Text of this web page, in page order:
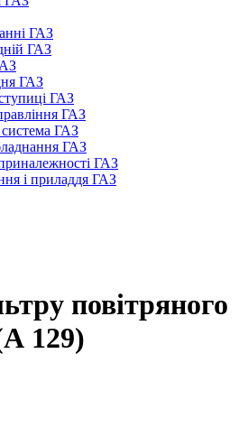
ГАЗ
ГАЗ
ГАЗ
ГАЗ
ГАЗ
ГАЗ
ГАЗ
ГАЗ
і приладдя ГАЗ
повітряного
129)